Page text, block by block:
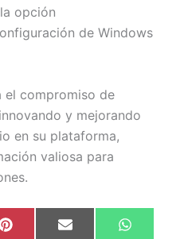
opción
de Windows
el compromiso de
y mejorando
en su plataforma,
valiosa para
Compartir
P Compartir
E W